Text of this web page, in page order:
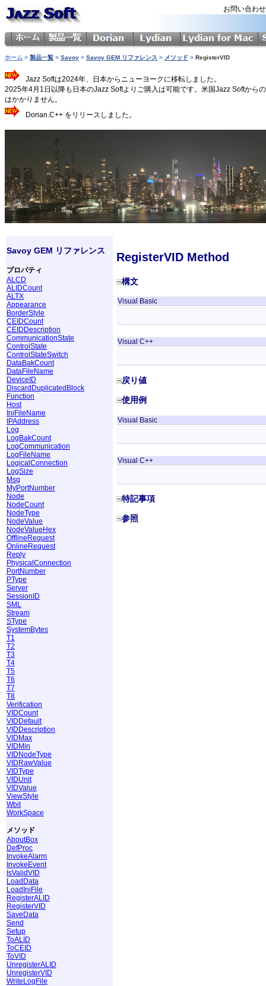
お問い合わ
ホーム > 製品一覧 > Savoy > Savoy GEM リファレンス > メソッド > RegisterVID
Jazz Softは2024年、日本からニューヨークに移転しました。
2025年4月1日以降も日本のJazz Softよりご購入は可能です。米国Jazz Softから
はかかりません。
Dorian.C++ をリリースしました。
Savoy GEM リファレンス
プロパティ
ALCD
ALIDCount
ALTX
Appearance
BorderStyle
CEIDCount
CEIDDescription
CommunicationState
ControlState
ControlStateSwitch
DataBakCount
DataFileName
DeviceID
DiscardDuplicatedBlock
Function
Host
IniFileName
IPAddress
Log
LogBakCount
LogCommunication
LogFileName
LogicalConnection
LogSize
Msg
MyPortNumber
Node
NodeCount
NodeType
NodeValue
NodeValueHex
OfflineRequest
OnlineRequest
Reply
PhysicalConnection
PortNumber
PType
Server
SessionID
SML
Stream
SType
SystemBytes
T1
T2
T3
T4
T5
T6
T7
T8
Verification
VIDCount
VIDDefault
VIDDescription
VIDMax
VIDMin
VIDNodeType
VIDRawValue
VIDType
VIDUnit
VIDValue
ViewStyle
Wbit
WorkSpace
メソッド
AboutBox
DefProc
InvokeAlarm
InvokeEvent
IsValidVID
LoadData
LoadIniFile
RegisterALID
RegisterVID
SaveData
Send
Setup
ToALID
ToCEID
ToVID
UnregisterALID
UnregisterVID
WriteLogFile
RegisterVID Method
構文
Visual Basic
Visual C++
戻り値
使用例
Visual Basic
Visual C++
特記事項
参照